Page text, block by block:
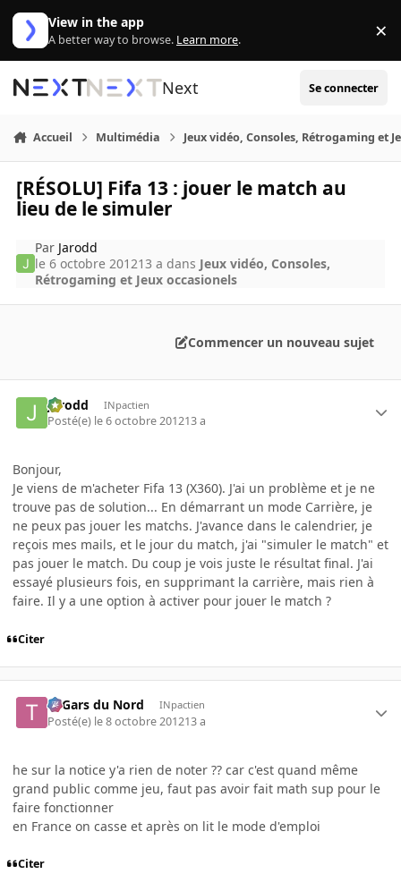
Aller au contenu
View in the app
A better way to browse. Learn more. ×
Next Se connecter
Accueil Multimédia Jeux vidéo, Consoles, Rétrogaming et
[RÉSOLU] Fifa 13 : jouer le match au
lieu de le simuler
Par Jarodd
le 6 octobre 201213 a dans Jeux vidéo, Consoles,
Rétrogaming et Jeux occasionels
Commencer un nouveau sujet
Jarodd INpactien
Posté(e) le 6 octobre 201213 a
Bonjour,
Je viens de m'acheter Fifa 13 (X360). J'ai un problème et je ne
trouve pas de solution... En démarrant un mode Carrière, je
ne peux pas jouer les matchs. J'avance dans le calendrier, je
reçois mes mails, et le jour du match, j'ai "simuler le match" et
pas jouer le match. Du coup je vois juste le résultat final. J'ai
essayé plusieurs fois, en supprimant la carrière, mais rien à
faire. Il y a une option à activer pour jouer le match ?
Citer
Ti Gars du Nord INpactien
Posté(e) le 8 octobre 201213 a
he sur la notice y'a rien de noter ?? car c'est quand même
grand public comme jeu, faut pas avoir fait math sup pour le
faire fonctionner
en France on casse et après on lit le mode d'emploi
Citer